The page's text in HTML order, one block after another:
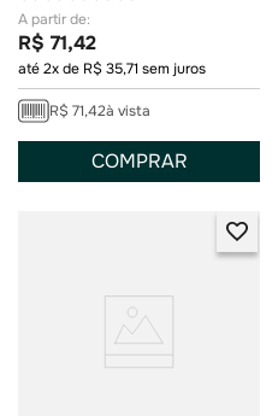
R$ 71,42
até2x de R$35,71 sem juros
R$ 71,42à vista
COMPRAR